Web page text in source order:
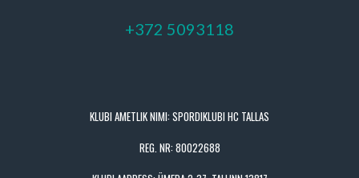
+372 5093118
KLUBI AMETLIK NIMI: SPORDIKLUBI HC TALLAS
REG. NR: 80022688